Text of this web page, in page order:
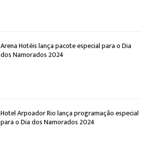
Arena Hotéis lança pacote especial para o Dia
dos Namorados 2024
Hotel Arpoador Rio lança programação especial
para o Dia dos Namorados 2024